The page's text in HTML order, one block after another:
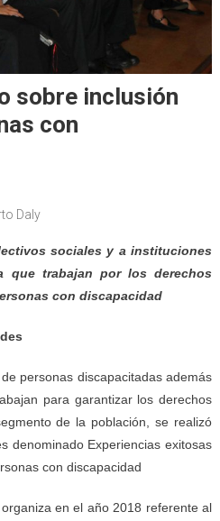
sobre inclusión
con
Daly
sociales y a instituciones
que trabajan por los derechos
con discapacidad
personas discapacitadas además
para garantizar los derechos
de la población, se realizó
denominado Experiencias exitosas
con discapacidad
en el año 2018 referente al